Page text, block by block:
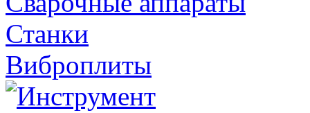
Станки
Виброплиты